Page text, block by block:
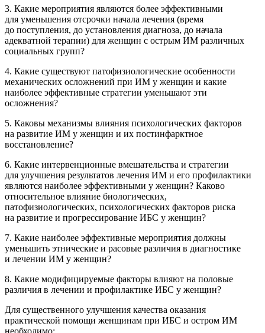
3. Какие мероприятия являются более эффективными
для уменьшения отсрочки начала лечения (время
до поступления, до установления диагноза, до начала
адекватной терапии) для женщин с острым ИМ различных
социальных групп?
4. Какие существуют патофизиологические особенности
механических осложнений при ИМ у женщин и какие
наиболее эффективные стратегии уменьшают эти
осложнения?
5. Каковы механизмы влияния психологических факторов
на развитие ИМ у женщин и их постинфарктное
восстановление?
6. Какие интервенционные вмешательства и стратегии
для улучшения результатов лечения ИМ и его профилактики
являются наиболее эффективными у женщин? Каково
относительное влияние биологических,
патофизиологических, психологических факторов риска
на развитие и прогрессирование ИБС у женщин?
7. Какие наиболее эффективные мероприятия должны
уменьшить этнические и расовые различия в диагностике
и лечении ИМ у женщин?
8. Какие модифицируемые факторы влияют на половые
различия в лечении и профилактике ИБС у женщин?
Для существенного улучшения качества оказания
практической помощи женщинам при ИБС и остром ИМ
необходимо: